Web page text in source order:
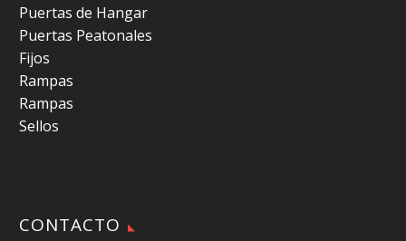
Puertas de Hangar
Puertas Peatonales
Fijos
Rampas
Rampas
Sellos
CONTACTO